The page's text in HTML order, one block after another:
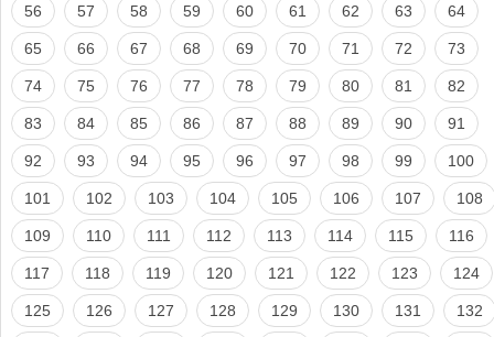
56 57 58 59 60 61 62 63 64
65 66 67 68 69 70 71 72 73
74 75 76 77 78 79 80 81 82
83 84 85 86 87 88 89 90 91
92 93 94 95 96 97 98 99 100
101 102 103 104 105 106 107 108
109 110 111 112 113 114 115 116
117 118 119 120 121 122 123 124
125 126 127 128 129 130 131 132